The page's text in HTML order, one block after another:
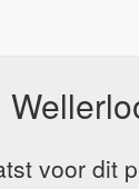
voor dit